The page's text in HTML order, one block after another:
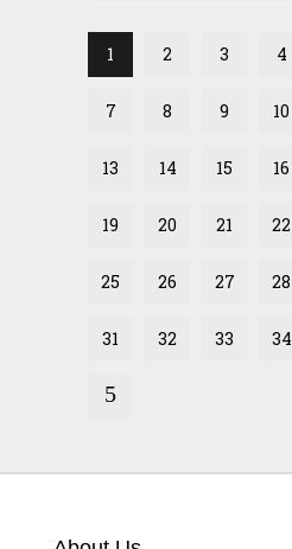
1 2 3 4
7 8 9 10
13 14 15 16
19 20 21 22
25 26 27 28
31 32 33 34